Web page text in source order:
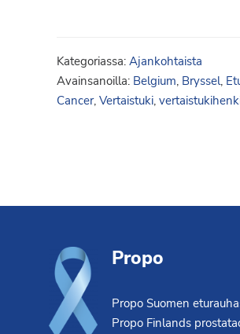
Kategoriassa:Ajankohtaista
Avainsanoilla: Belgium, Bryssel,
Cancer,Vertaistuki,
Propo
Propo Suomen
Propo Finlands